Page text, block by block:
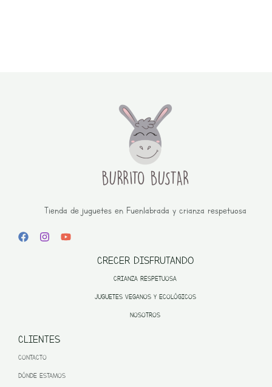
Tienda de juguetes en Fuenlabrada y crianza respetuosa
CRECER DISFRUTANDO
CRIANZA RESPETUOSA
JUGUETES VEGANOS Y ECOLÓGICOS
NOSOTROS
CLIENTES
CONTACTO
DÓNDE ESTAMOS